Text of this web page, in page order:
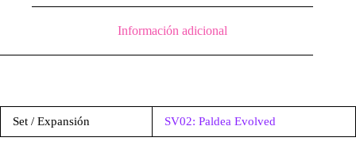
Información adicional
Set / Expansión SV02: Paldea Evolved